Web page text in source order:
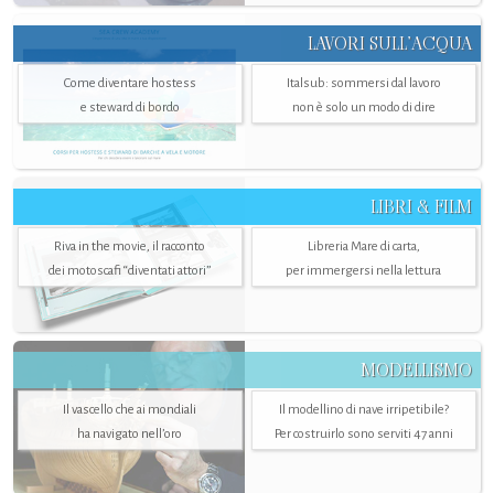
LAVORI SULL’ACQUA
Come diventare hostess
e steward di bordo
Italsub: sommersi dal lavoro
non è solo un modo di dire
LIBRI & FILM
Riva in the movie, il racconto
dei motoscafi “diventati attori”
Libreria Mare di carta,
per immergersi nella lettura
MODELLISMO
Il vascello che ai mondiali
ha navigato nell’oro
Il modellino di nave irripetibile?
Per costruirlo sono serviti 47 anni